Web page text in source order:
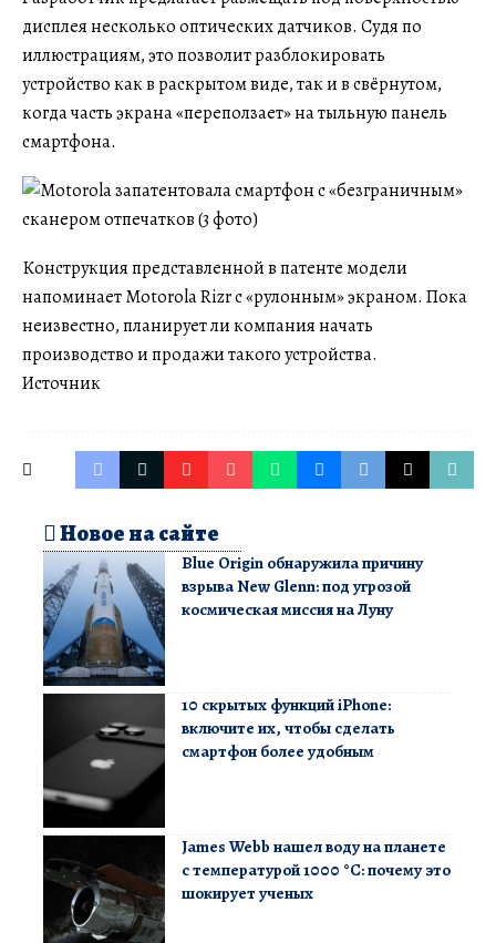
дисплея несколько оптических датчиков. Судя по
иллюстрациям, это позволит разблокировать
устройство как в раскрытом виде, так и в свёрнутом,
когда часть экрана «переползает» на тыльную панель
смартфона.
Конструкция представленной в патенте модели
напоминает Motorola Rizr с «рулонным» экраном. Пока
неизвестно, планирует ли компания начать
производство и продажи такого устройства.
Источник
Новое на сайте
Blue Origin обнаружила причину
взрыва New Glenn: под угрозой
космическая миссия на Луну
10 скрытых функций iPhone:
включите их, чтобы сделать
смартфон более удобным
James Webb нашел воду на планете
с температурой 1000 °C: почему это
шокирует ученых